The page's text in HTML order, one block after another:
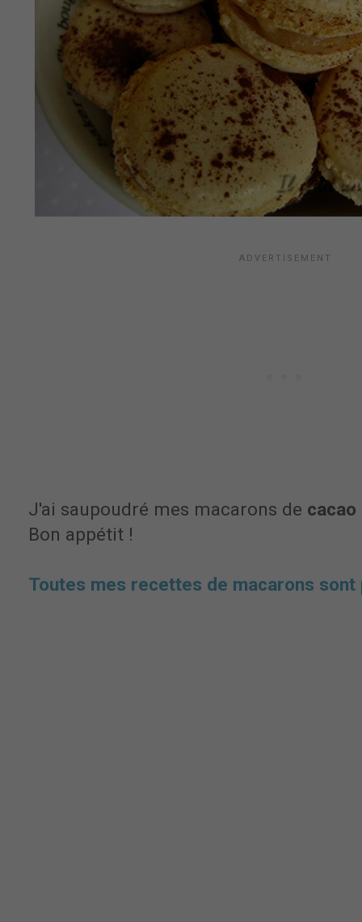
J'ai saupoudré mes macarons de cacao
Bon appétit !
Toutes mes recettes de macarons sont